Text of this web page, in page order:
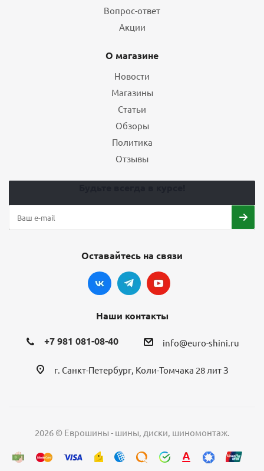
Вопрос-ответ
Акции
О магазине
Новости
Магазины
Статьи
Обзоры
Политика
Отзывы
Оставайтесь на связи
Наши контакты
+7 981 081-08-40 info@euro-shini.ru
г. Санкт-Петербург, Коли-Томчака 28 лит З
2026 © Еврошины - шины, диски, шиномонтаж.